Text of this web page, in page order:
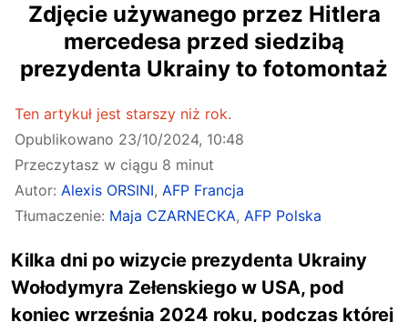
Zdjęcie używanego przez Hitlera
mercedesa przed siedzibą
prezydenta Ukrainy to fotomontaż
Ten artykuł jest starszy niż rok.
Opublikowano 23/10/2024, 10:48
Przeczytasz w ciągu 8 minut
Autor: Alexis ORSINI, AFP Francja
Tłumaczenie: Maja CZARNECKA, AFP Polska
Kilka dni po wizycie prezydenta Ukrainy
Wołodymyra Zełenskiego w USA, pod
koniec września 2024 roku, podczas której